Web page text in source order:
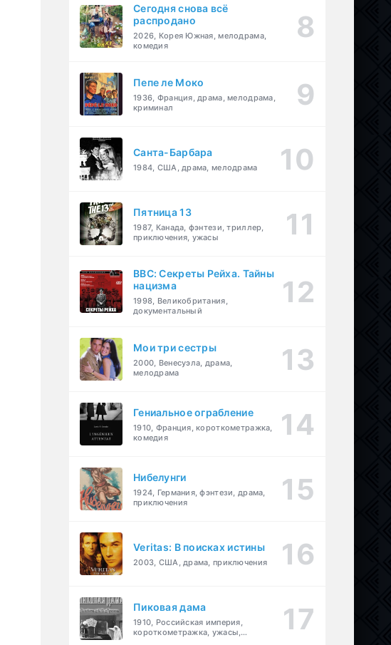
Сегодня снова всё
распродано
2026, Корея Южная, мелодрама,
комедия
Пепе ле Моко
1936, Франция, драма, мелодрама,
криминал
Санта-Барбара
1984, США, драма, мелодрама
Пятница 13
1987, Канада, фэнтези, триллер,
приключения, ужасы
BBC: Секреты Рейха. Тайны
нацизма
1998, Великобритания,
документальный
Мои три сестры
2000, Венесуэла, драма,
мелодрама
Гениальное ограбление
1910, Франция, короткометражка,
комедия
Нибелунги
1924, Германия, фэнтези, драма,
приключения
Veritas: В поисках истины
2003, США, драма, приключения
Пиковая дама
1910, Российская империя,
короткометражка, ужасы,